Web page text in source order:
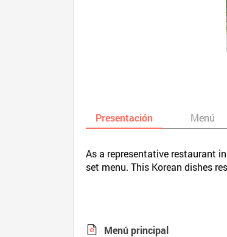
Presentación Menú
As a representative restaurant
set menu. This Korean dishes
Menú principal